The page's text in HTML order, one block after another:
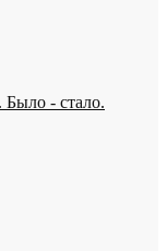
- стало.